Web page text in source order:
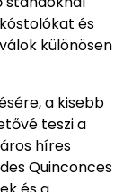
és
különösen
a kisebb
teszi a
híres
Quinconces